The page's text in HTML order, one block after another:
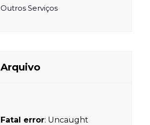
Outros Serviços
Arquivo
Fatal error: Uncaught